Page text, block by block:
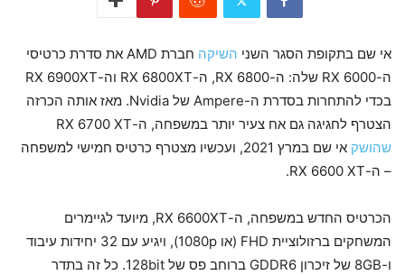
אי שם בתקופת הסגר השני השיקה
חברת AMD את סדרת כרטיסי
ה-RX 6000 שלה: ה-RX 6800, ה-RX 6800XT וה-RX 6900XT
בכדי להתחרות בסדרת ה-Ampere של Nvidia. מאז אותה הכרזה
הצטרף לחגיגה גם אח צעיר יותר במשפחה, ה-RX 6700 XT
שהושק
אי שם במרץ 2021, ועכשיו מצטרף כרטיס חמישי למשפחה
– ה-RX 6600 XT.
הכרטיס החדש במשפחה, ה-RX 6600XT, מיועד לגיימרים
המשחקים ברזולוציית FHD (או 1080p), ויגיע עם 32 יחידות עיבוד
ו-8GB של זיכרון GDDR6 ברוחב פס של 128bit. כל זה בתדר